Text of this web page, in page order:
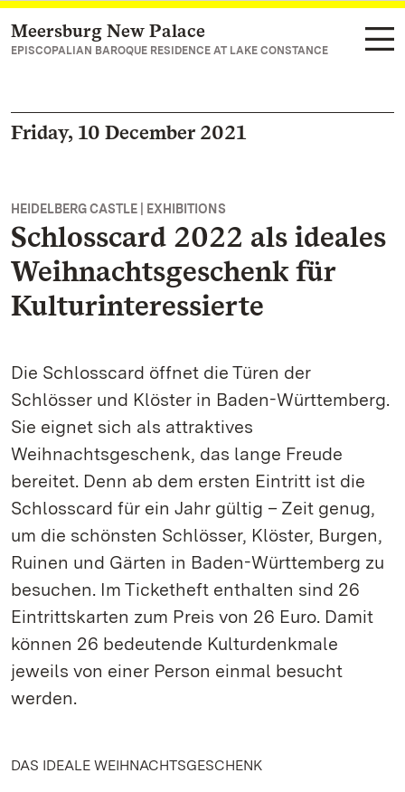
Navigate to main page
Meersburg New Palace
EPISCOPALIAN BAROQUE RESIDENCE AT LAKE CONSTANCE
Friday, 10 December 2021
HEIDELBERG CASTLE | EXHIBITIONS
Schlosscard 2022 als ideales
Weihnachtsgeschenk für
Kulturinteressierte
Die Schlosscard öffnet die Türen der
Schlösser und Klöster in Baden-Württemberg.
Sie eignet sich als attraktives
Weihnachtsgeschenk, das lange Freude
bereitet. Denn ab dem ersten Eintritt ist die
Schlosscard für ein Jahr gültig – Zeit genug,
um die schönsten Schlösser, Klöster, Burgen,
Ruinen und Gärten in Baden-Württemberg zu
besuchen. Im Ticketheft enthalten sind 26
Eintrittskarten zum Preis von 26 Euro. Damit
können 26 bedeutende Kulturdenkmale
jeweils von einer Person einmal besucht
werden.
DAS IDEALE WEIHNACHTSGESCHENK